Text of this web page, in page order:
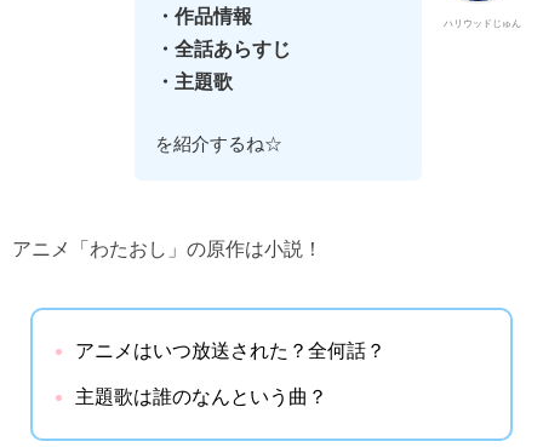
ハリウッドじゅん
・作品情報
・全話あらすじ
・主題歌
を紹介するね☆
アニメ「わたおし」の原作は小説！
アニメはいつ放送された？全何話？
主題歌は誰のなんという曲？